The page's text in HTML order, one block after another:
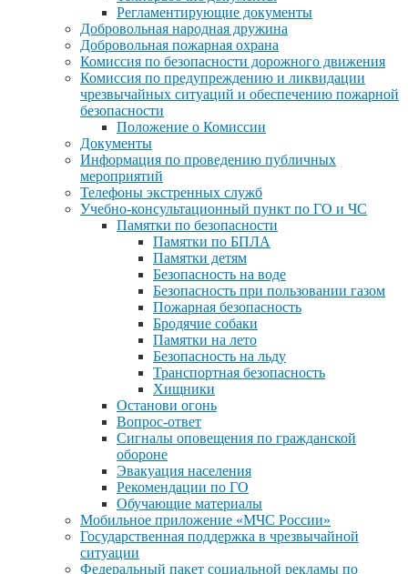
Регламентирующие документы
Добровольная народная дружина
Добровольная пожарная охрана
Комиссия по безопасности дорожного движения
Комиссия по предупреждению и ликвидации
чрезвычайных ситуаций и обеспечению пожарной
безопасности
Положение о Комиссии
Документы
Информация по проведению публичных
мероприятий
Телефоны экстренных служб
Учебно-консультационный пункт по ГО и ЧС
Памятки по безопасности
Памятки по БПЛА
Памятки детям
Безопасность на воде
Безопасность при пользовании газом
Пожарная безопасность
Бродячие собаки
Памятки на лето
Безопасность на льду
Транспортная безопасность
Хищники
Останови огонь
Вопрос-ответ
Сигналы оповещения по гражданской
обороне
Эвакуация населения
Рекомендации по ГО
Обучающие материалы
Мобильное приложение «МЧС России»
Государственная поддержка в чрезвычайной
ситуации
Федеральный пакет социальной рекламы по